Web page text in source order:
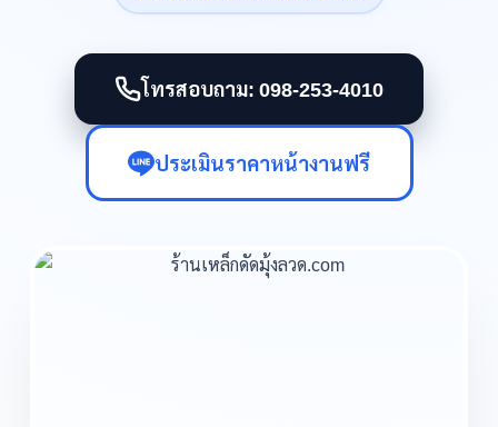
โทรสอบถาม: 098-253-4010
ประเมินราคาหน้างานฟรี